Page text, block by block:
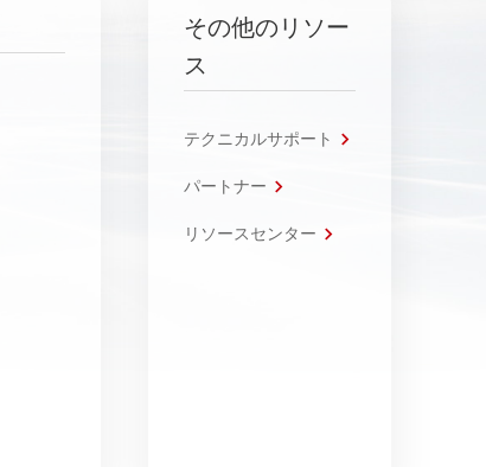
その他のリソー
ス
テクニカルサポート
パートナー
リソースセンター